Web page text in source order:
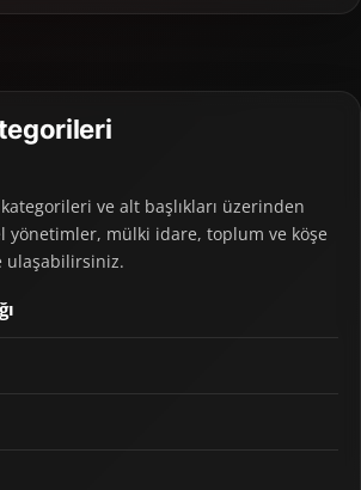
ve alt başlıkları üzerinden
yönetimler, mülki idare, toplum ve köşe
ulaşabilirsiniz.